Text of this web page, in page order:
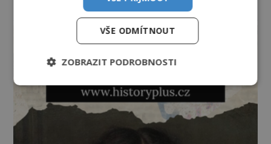
reklama
VŠE ODMÍTNOUT
ZOBRAZIT PODROBNOSTI